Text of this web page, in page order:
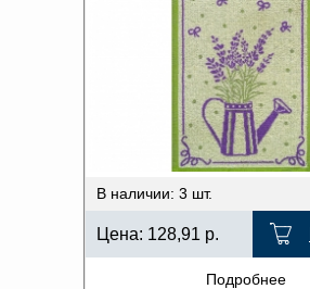
В наличии: 3 шт.
Цена: 128,91 р.
Подробнее